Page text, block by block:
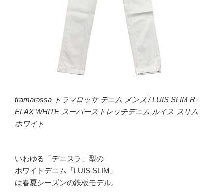
tramarossa トラマロッサ デニム メンズ / LUIS SLIM R-
ELAX WHITE スーパーストレッチデニム ルイス スリム
ホワイト
いわゆる「デニスラ」型の
ホワイトデニム「LUIS SLIM」
は春夏シーズンの鉄板モデル。